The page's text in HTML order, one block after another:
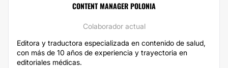
CONTENT MANAGER POLONIA
Colaborador actual
Editora y traductora especializada en contenido de salud,
con más de 10 años de experiencia y trayectoria en
editoriales médicas.